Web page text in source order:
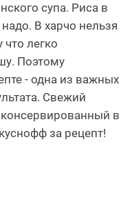
супа. Риса в
В харчо нельзя
что легко
Поэтому
- одна из важных
Свежий
в
за рецепт!